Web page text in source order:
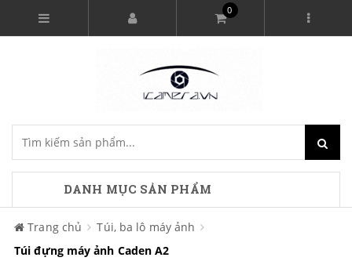
0
DANH MỤC SẢN PHẨM
Trang chủ
Túi, ba lô máy ảnh
Túi đựng máy ảnh Caden A2